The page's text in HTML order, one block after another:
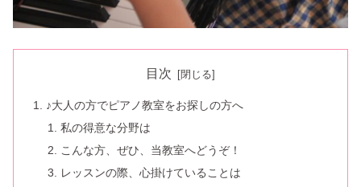
目次
♪大人の方でピアノ教室をお探しの方へ
私の得意な分野は
こんな方、ぜひ、当教室へどうぞ！
レッスンの際、心掛けていることは